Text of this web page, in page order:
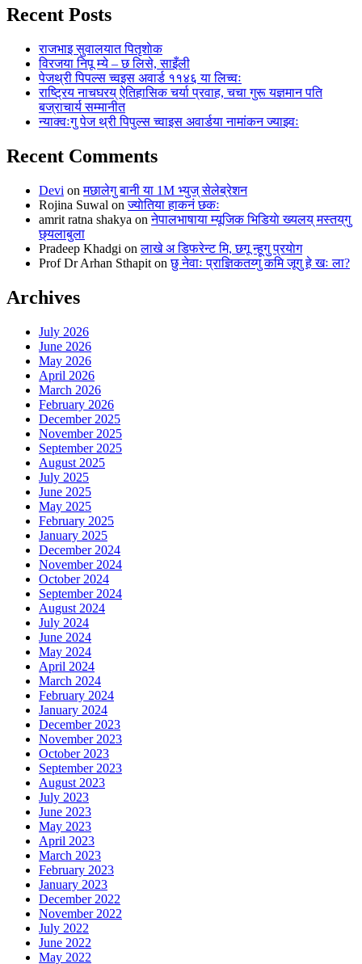
Recent Posts
राजभाइ सुवालयात पितृशाेक
विरजया निपू म्ये – छ लिसे, साइँली
पेजथ्री पिपल्स च्वइस अवार्ड ११४६ या लिच्वः
राष्ट्रिय नाचघरय् ऐतिहासिक चर्या प्रवाह, चचा गुरू यज्ञमान पति
बज्राचार्य सम्मानीत
न्याक्वःगु पेज थ्री पिपुल्स च्वाइस अवार्डया नामांकन ज्याझ्वः
Recent Comments
Devi onमछालेगु बानी या 1M भ्युज् सेलेब्रेशन
Rojina Suwal onज्याेतिया हाकनं छकः
amrit ratna shakya onनेपालभाषाया म्यूजिक भिडियाे ख्यलय् मस्तय्‌गु
छ्यलाबुला
Pradeep Khadgi onलाखे अ डिफरेन्ट मि, छगू न्हूगु प्रयाेग
Prof Dr Arhan Sthapit onछु नेवाः प्राज्ञिकतय्गु कमि जूगु हे खः ला?
Archives
July 2026
June 2026
May 2026
April 2026
March 2026
February 2026
December 2025
November 2025
September 2025
August 2025
July 2025
June 2025
May 2025
February 2025
January 2025
December 2024
November 2024
October 2024
September 2024
August 2024
July 2024
June 2024
May 2024
April 2024
March 2024
February 2024
January 2024
December 2023
November 2023
October 2023
September 2023
August 2023
July 2023
June 2023
May 2023
April 2023
March 2023
February 2023
January 2023
December 2022
November 2022
July 2022
June 2022
May 2022